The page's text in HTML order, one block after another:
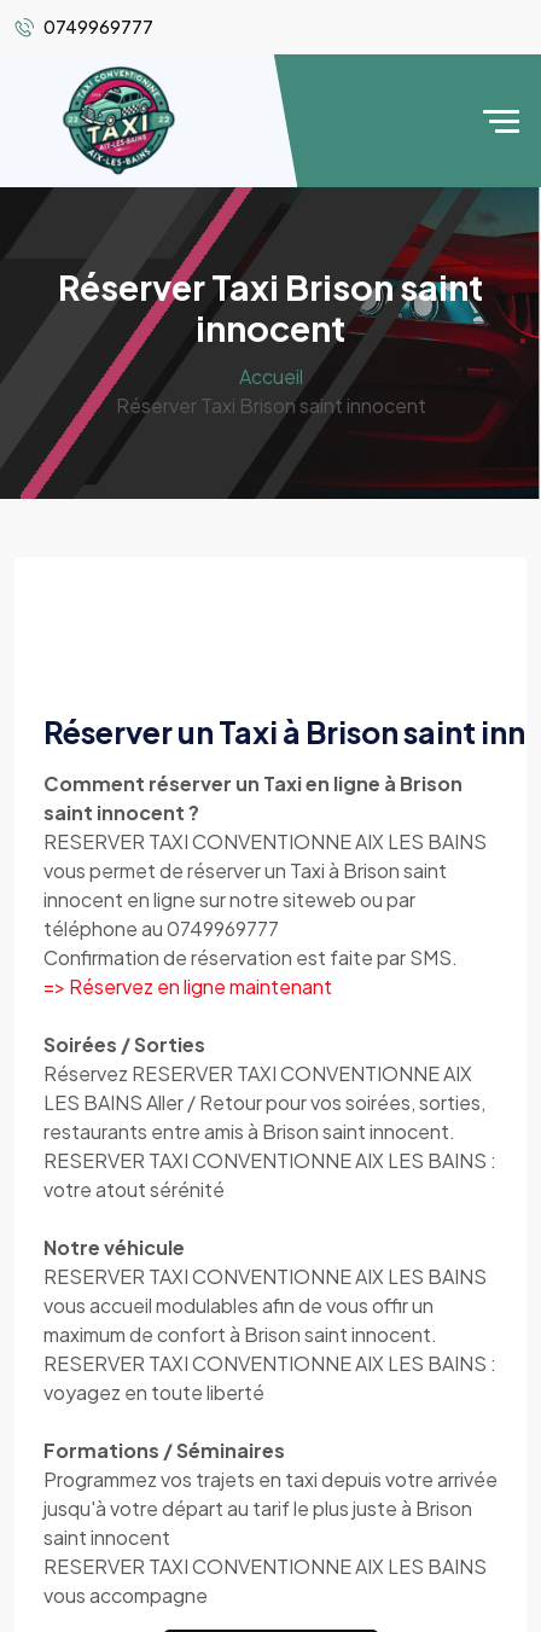
0749969777
Réserver Taxi Brison saint
innocent
Accueil
Réserver Taxi Brison saint innocent
Réserver un Taxi à Brison saint
Comment réserver un Taxi en ligne à Brison
saint innocent ?
RESERVER TAXI CONVENTIONNE AIX LES BAINS
vous permet de réserver un Taxi à Brison saint
innocent en ligne sur notre siteweb ou par
téléphone au 0749969777
Confirmation de réservation est faite par SMS.
=> Réservez en ligne maintenant
Soirées / Sorties
Réservez RESERVER TAXI CONVENTIONNE AIX
LES BAINS Aller / Retour pour vos soirées, sorties,
restaurants entre amis à Brison saint innocent.
RESERVER TAXI CONVENTIONNE AIX LES BAINS :
votre atout sérénité
Notre véhicule
RESERVER TAXI CONVENTIONNE AIX LES BAINS
vous accueil modulables afin de vous offir un
maximum de confort à Brison saint innocent.
RESERVER TAXI CONVENTIONNE AIX LES BAINS :
voyagez en toute liberté
Formations / Séminaires
Programmez vos trajets en taxi depuis votre arrivée
jusqu'à votre départ au tarif le plus juste à Brison
saint innocent
RESERVER TAXI CONVENTIONNE AIX LES BAINS
vous accompagne